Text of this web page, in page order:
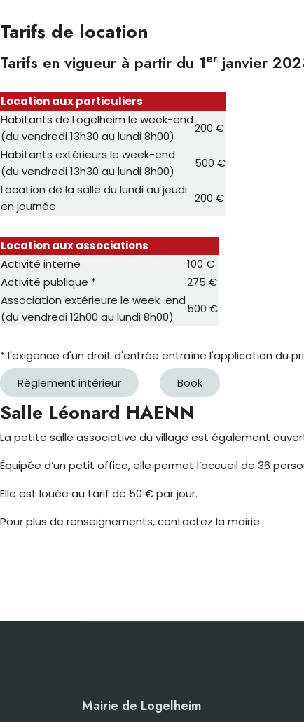
Tarifs de location
Tarifs en vigueur à partir du 1erjanvier
Location aux particuliers
Habitants de Logelheim le week-end
(du vendredi 13h30 au lundi 8h00)
200 €
Habitants extérieurs le week-end
(du vendredi 13h30 au lundi 8h00)
500 €
Location de la salle du lundi au jeudi
en journée
200 €
Location aux associations
Activité interne
100 €
Activité publique *
275 €
Association extérieure le week-end
(du vendredi 12h00 au lundi 8h00)
500 €
* l'exigence d'un droit d'entrée entraîne l'application du
Règlement intérieur
Book
Salle Léonard HAENN
La petite salle associative du village est également
Équipée d’un petit office, elle permet l’accueil de 36
Elle est louée au tarif de 50 € par jour.
Pour plus de renseignements, contactez la mairie.
Mairie de Logelheim